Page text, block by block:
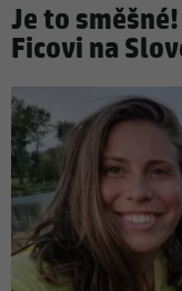
Je to
Ficovi na